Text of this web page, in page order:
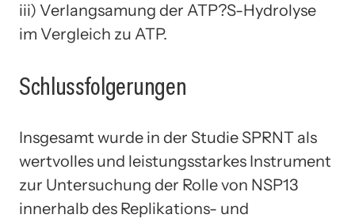
iii) Verlangsamung der ATP?S-Hydrolyse
im Vergleich zu ATP.
Schlussfolgerungen
Insgesamt wurde in der Studie SPRNT als
wertvolles und leistungsstarkes Instrument
zur Untersuchung der Rolle von NSP13
innerhalb des Replikations- und